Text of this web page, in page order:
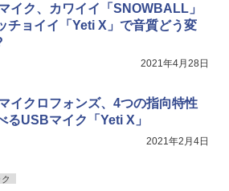
イク、カワイイ「SNOWBALL」
チョイイ「Yeti X」で音質どう変
2021年4月28日
イクロフォンズ、4つの指向特性
るUSBマイク「Yeti X」
2021年2月4日